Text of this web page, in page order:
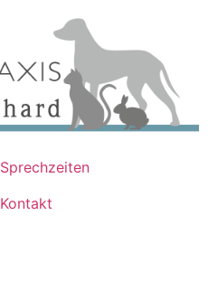
Sprechzeiten
Kontakt